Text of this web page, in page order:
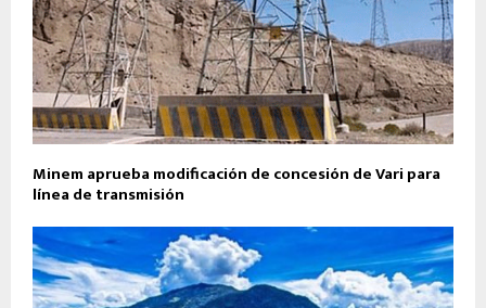
Minem aprueba modificación de concesión de Vari para
línea de transmisión